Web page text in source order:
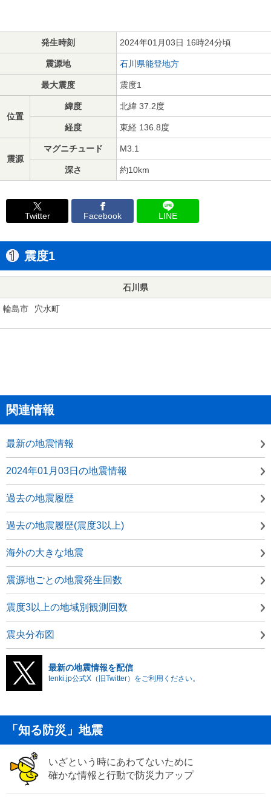
発生時刻 2024年01月03日 16時24分頃
震源地 石川県能登地方
最大震度 震度1
位置
緯度 北緯 37.2度
経度 東経 136.8度
震源
マグニチュード M3.1
深さ 約10km
Twitter Facebook LINE
震度1
石川県
輪島市 穴水町
関連情報
最新の地震情報
2024年01月03日の地震情報
過去の地震履歴
過去の地震履歴(震度3以上)
海外の大きな地震
震源地ごとの地震発生回数
震度3以上の地域別観測回数
震央分布図
最新の地震情報を配信
tenki.jp公式X（旧Twitter）をご利用ください。
「知る防災」地震
いざという時にあわてないために
確かな情報と行動で防災力アップ